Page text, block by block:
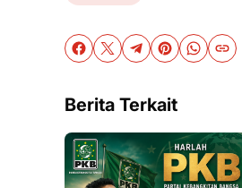
Berita Terkait